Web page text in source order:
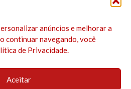
anúncios e melhorar a
continuar navegando, você
de Privacidade.
Aceitar
TURISMO